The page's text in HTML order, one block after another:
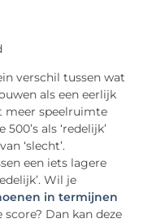
verschil tussen wat
als een eerlijk
meer speelruimte
als ‘redelijk’
‘slecht’.
een iets lagere
Wil je
in termijnen
Dan kan deze